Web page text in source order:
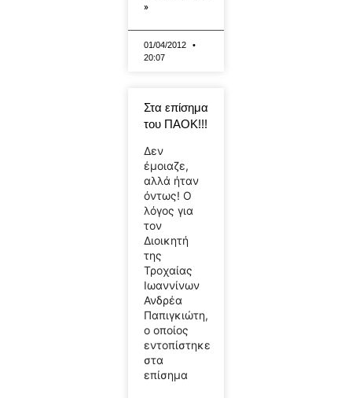
»
01/04/2012
20:07
Στα επίσημα
του ΠΑΟΚ!!!
Δεν
έμοιαζε,
αλλά ήταν
όντως! Ο
λόγος για
τον
Διοικητή
της
Τροχαίας
Ιωαννίνων
Ανδρέα
Παπιγκιώτη,
ο οποίος
εντοπίστηκε
στα
επίσημα